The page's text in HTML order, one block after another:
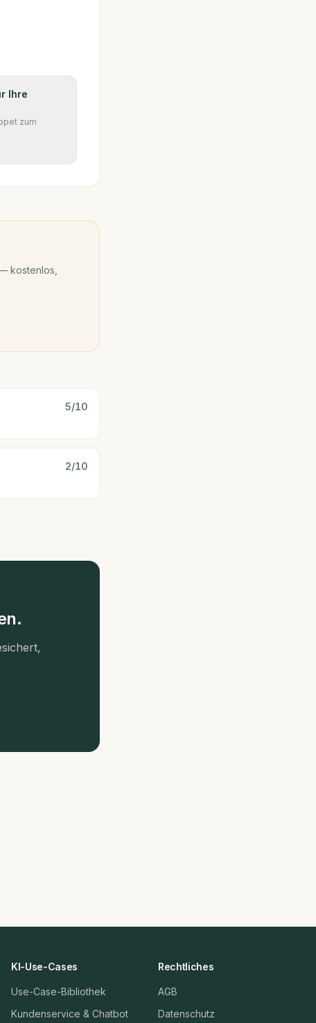
Ihre
zum
kostenlos,
5/10
2/10
KI-Use-Cases
Use-Case-Bibliothek
Kundenservice & Chatbot
Rechtliches
AGB
Datenschutz